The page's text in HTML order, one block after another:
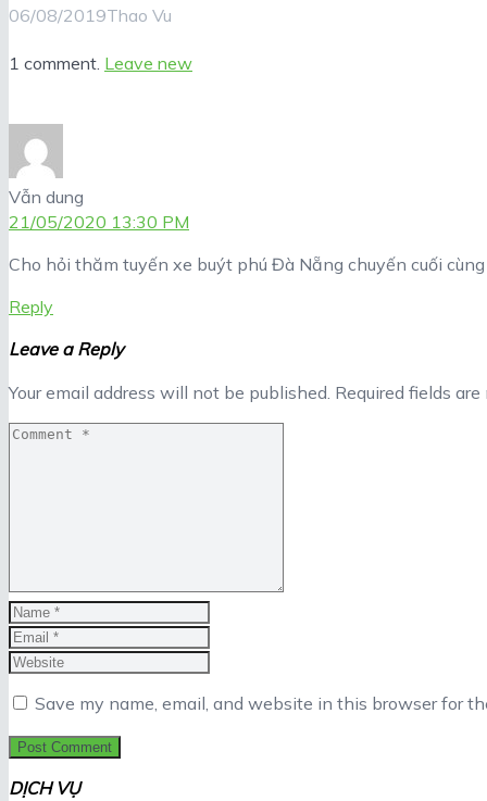
06/08/2019Thao Vu
1 comment. Leave new
Vẫn dung
21/05/2020 13:30 PM
Cho hỏi thăm tuyến xe buýt phú Đà Nẵng chuyến cuối
Reply
Leave a Reply
Your email address will not be published. Required fields
Save my name, email, and website in this browser for
DỊCH VỤ